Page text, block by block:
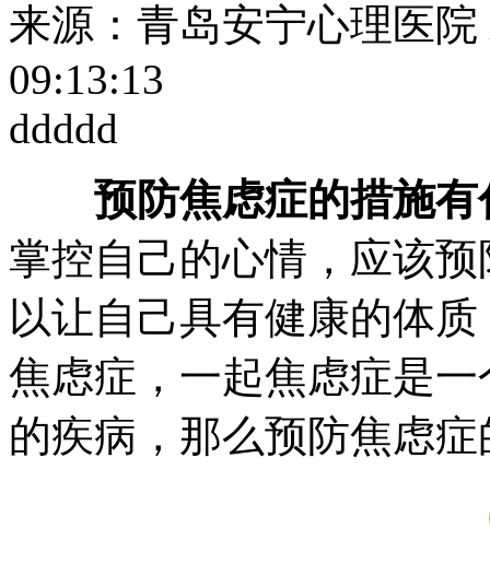
来源：青岛安宁心理医院
09:13:13
ddddd
预防焦虑症的措施有
掌控自己的心情，应该
以让自己具有健康的体
焦虑症，一起焦虑症是
的疾病，那么预防焦虑